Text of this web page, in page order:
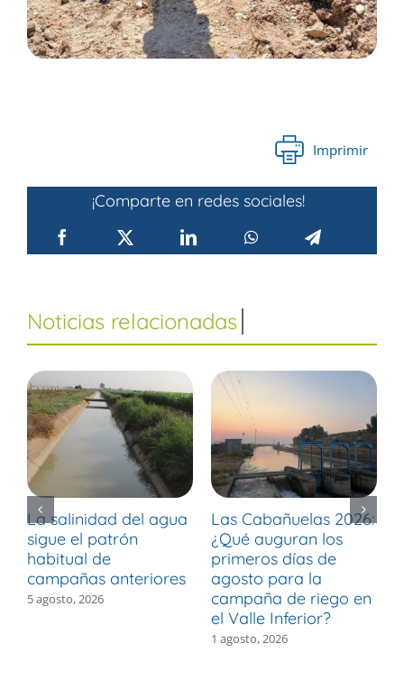
Imprimir
¡Comparte en redes sociales!
La salinidad del agua
sigue el patrón
habitual de
campañas anteriores
5 agosto, 2026
Las Cabañuelas 2026:
¿Qué auguran los
primeros días de
agosto para la
campaña de riego en
el Valle Inferior?
1 agosto, 2026